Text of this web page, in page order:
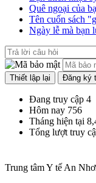
Quê ngoại của
Tên cuốn sách
Ngày lễ mà bạn
Đang truy cập 4
Hôm nay 756
Tháng hiện tại
Tổng lượt truy
Trung tâm Y tế An